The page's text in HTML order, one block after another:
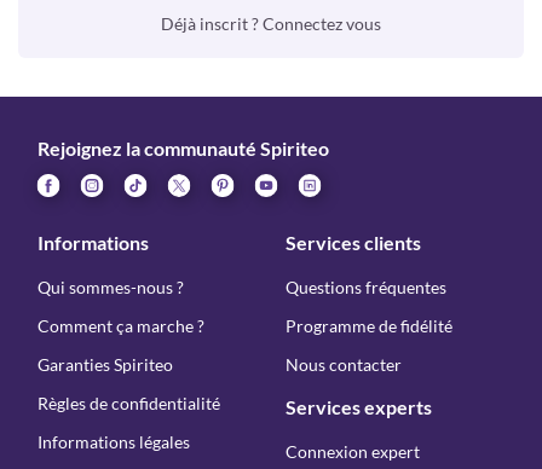
Déjà inscrit ? Connectez vous
Rejoignez la communauté Spiriteo
Informations
Qui sommes-nous ?
Comment ça marche ?
Garanties Spiriteo
Règles de confidentialité
Informations légales
Services clients
Questions fréquentes
Programme de fidélité
Nous contacter
Services experts
Connexion expert